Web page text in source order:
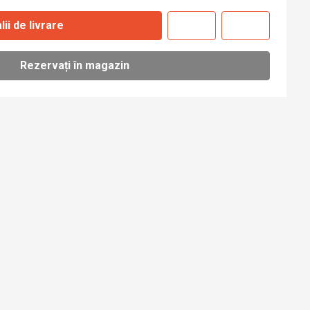
de livrare
Rezervați în magazin